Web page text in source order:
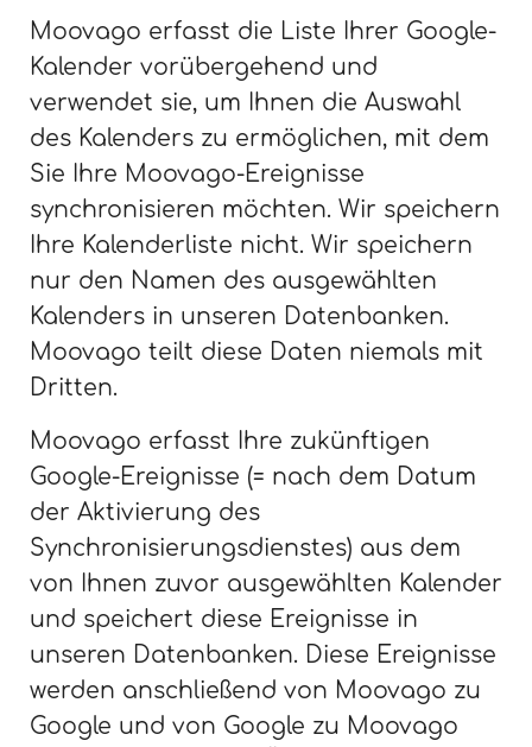
Moovago erfasst die Liste Ihrer Google-
Kalender vorübergehend und
verwendet sie, um Ihnen die Auswahl
des Kalenders zu ermöglichen, mit dem
Sie Ihre Moovago-Ereignisse
synchronisieren möchten. Wir speichern
Ihre Kalenderliste nicht. Wir speichern
nur den Namen des ausgewählten
Kalenders in unseren Datenbanken.
Moovago teilt diese Daten niemals mit
Dritten.
Moovago erfasst Ihre zukünftigen
Google-Ereignisse (= nach dem Datum
der Aktivierung des
Synchronisierungsdienstes) aus dem
von Ihnen zuvor ausgewählten Kalender
und speichert diese Ereignisse in
unseren Datenbanken. Diese Ereignisse
werden anschließend von Moovago zu
Google und von Google zu Moovago